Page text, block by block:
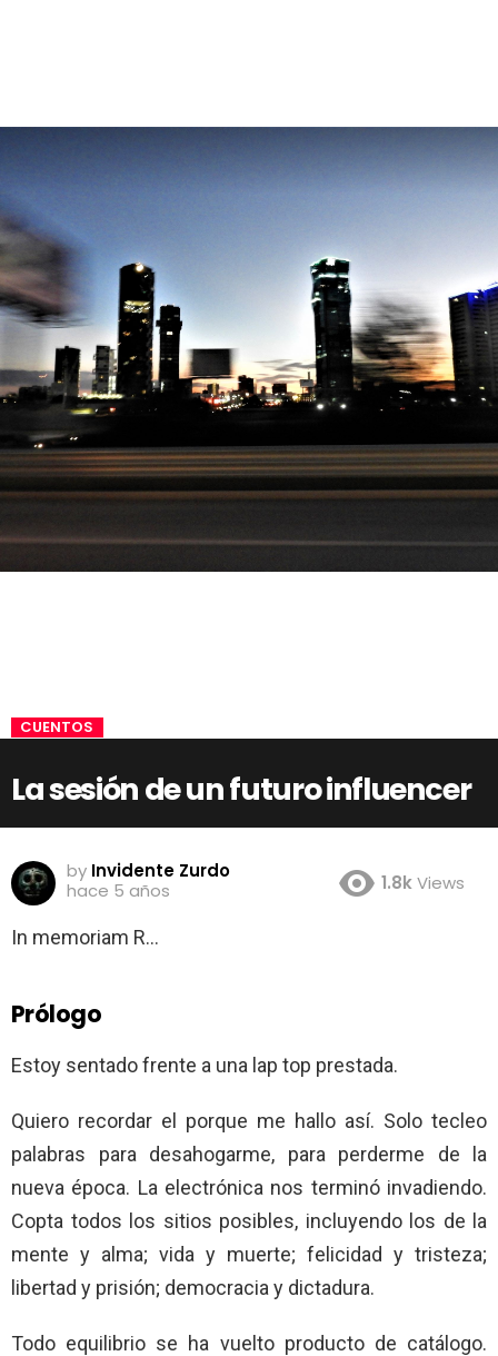
CUENTOS
La sesión de un futuro influencer
by Invidente Zurdo
hace 5 años
1.8kViews
In memoriam R…
Prólogo
Estoy sentado frente a una lap top prestada.
Quiero recordar el porque me hallo así. Solo tecleo
palabras para desahogarme, para perderme de la
nueva época. La electrónica nos terminó invadiendo.
Copta todos los sitios posibles, incluyendo los de la
mente y alma; vida y muerte; felicidad y tristeza;
libertad y prisión; democracia y dictadura.
Todo equilibrio se ha vuelto producto de catálogo.